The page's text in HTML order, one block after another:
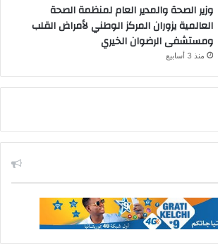
وزير الصحة والمدير العام لمنظمة الصحة
العالمية يزوران المركز الوطني لأمراض القلب
ومستشفى الرضوان الخيري
منذ 3 أسابيع